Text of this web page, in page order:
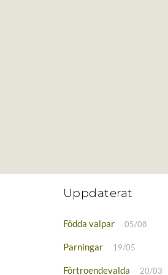
Uppdaterat
Födda valpar 05/08
Parningar 19/05
Förtroendevalda 20/03